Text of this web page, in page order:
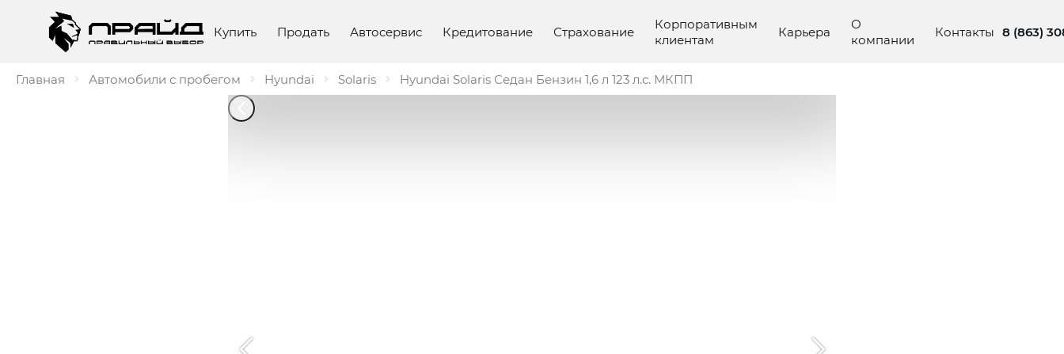
Купить Продать Автосервис Кредитование Страхование
Корпоративным
клиентам
Карьера
О
компании
Контакты 8 (863)
Главная Автомобили с пробегом Hyundai Solaris Hyundai Solaris Седан Бензин 1,6 л 123 л.с. МКПП